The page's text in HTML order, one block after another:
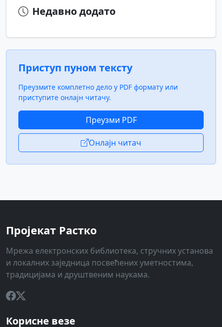
Недавно додато
Приступ пуном тексту
Преузмите комплетно дело у PDF формату или
приступите онлајн читачу.
Преузми PDF
Онлајн читач
Пројекат Растко
Мрежа електронских библиотека, стручних установа
и локалних заједница посвећених уметностима,
традицијама и друштвеним наукама.
Корисне везе